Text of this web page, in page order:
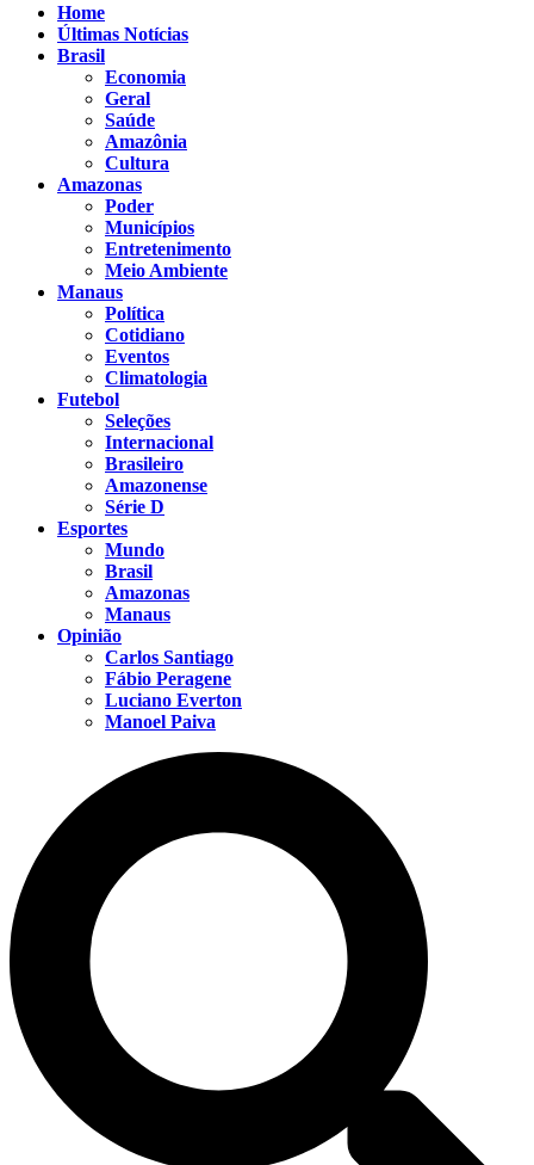
Home
Últimas Notícias
Brasil
Economia
Geral
Saúde
Amazônia
Cultura
Amazonas
Poder
Municípios
Entretenimento
Meio Ambiente
Manaus
Política
Cotidiano
Eventos
Climatologia
Futebol
Seleções
Internacional
Brasileiro
Amazonense
Série D
Esportes
Mundo
Brasil
Amazonas
Manaus
Opinião
Carlos Santiago
Fábio Peragene
Luciano Everton
Manoel Paiva